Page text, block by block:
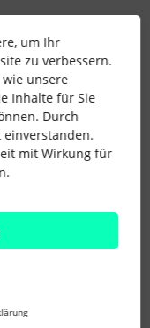
und Karriere
dann
ja noch das
auch kein
🫠
um Ihr
zu verbessern.
unsere
Inhalte für Sie
Durch
einverstanden.
mit Wirkung für